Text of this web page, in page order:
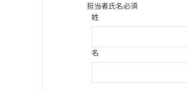
担当者氏名必須
姓
名